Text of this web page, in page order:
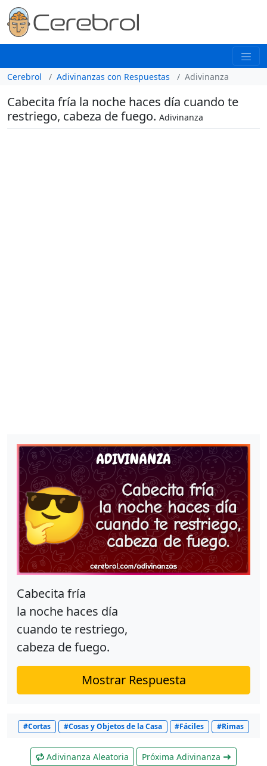
Cerebrol Adivinanzas con Respuestas Adivinanza
Cabecita fría la noche haces día cuando te
restriego, cabeza de fuego. Adivinanza
Cabecita fría
la noche haces día
cuando te restriego,
cabeza de fuego.
Mostrar Respuesta
#Cortas #Cosas y Objetos de la Casa #Fáciles #Rimas
Adivinanza Aleatoria Próxima Adivinanza